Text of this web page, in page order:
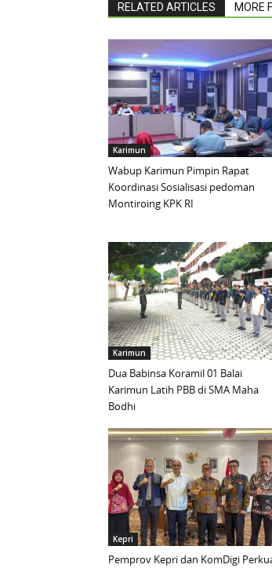
RELATED ARTICLES MORE
Karimun
Wabup Karimun Pimpin Rapat
Koordinasi Sosialisasi pedoman
Montiroing KPK RI
Karimun
Dua Babinsa Koramil 01 Balai
Karimun Latih PBB di SMA Maha
Bodhi
Kepri
Pemprov Kepri dan KomDigi